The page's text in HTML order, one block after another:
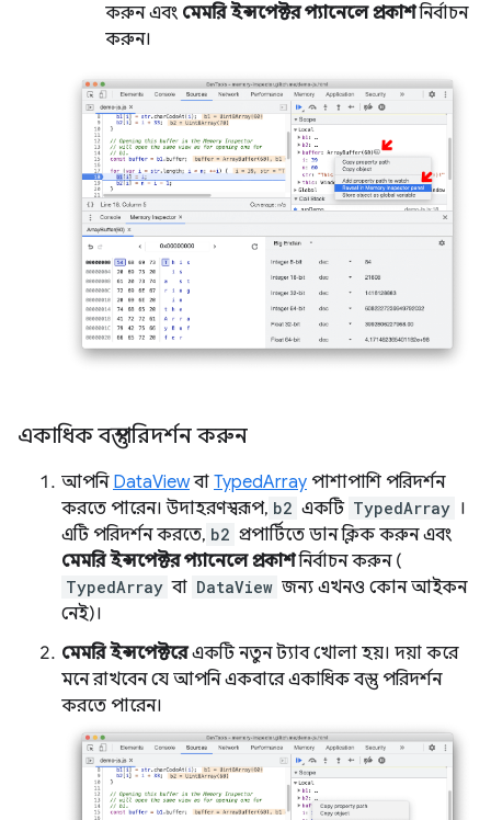
করুন এবং মেমরি ইন্সপেক্টর প্যানেলে প্রকাশনির্বাচন
করুন।
একাধিক বস্তু পরিদর্শন করুন
আপনি DataViewবা TypedArray পাশাপাশি পরিদর্শন
করতে পারেন। উদাহরণস্বরূপ, b2 একটি TypedArray ।
এটি পরিদর্শন করতে, b2 প্রপার্টিতে ডান ক্লিক করুন এবং
মেমরি ইন্সপেক্টর প্যানেলে প্রকাশনির্বাচন করুন (
TypedArray বা DataView জন্য এখনও কোন আইকন
নেই)।
মেমরি ইন্সপেক্টরেএকটি নতুন ট্যাব খোলা হয়। দয়া করে
মনে রাখবেন যে আপনি একবারে একাধিক বস্তু পরিদর্শন
করতে পারেন।